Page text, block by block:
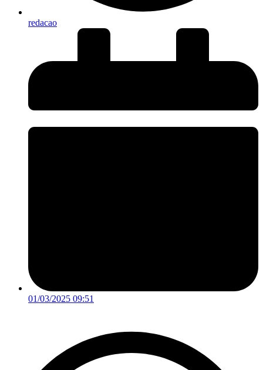
redacao
01/03/2025 09:51